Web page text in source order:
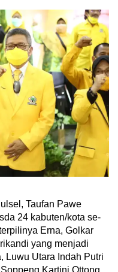
Taufan Pawe
24 kabuten/kota se-
Erna, Golkar
yang menjadi
Luwu Utara Indah Putri
Kartini Ottong